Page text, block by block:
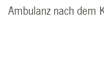
Ambulanz nach dem